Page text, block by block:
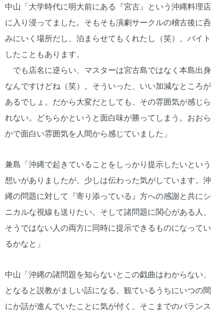
中山「大学時代に明大前にある『宮古』という沖縄料理店
に入り浸ってました。そもそも演劇サークルの稽古後に呑
みにいく場所だし、泊まらせてもくれたし（笑）、バイト
したこともあります。
でも店名に逆らい、マスターは宮古島ではなく本島出身
なんですけどね（笑）。そういった、いい加減なところが
あるでしょ。だから大変だとしても、その雰囲気が感じら
れない。どちらかというと面白味が勝ってしまう。おおら
かで面白い雰囲気を人間から感じていました」
兼島「沖縄で起きていることをしっかり提示したいという
想いがありましたが、少しは伝わった気がしています。沖
縄の問題に対して『寄り添っている』方への感謝と共にシ
ニカルな視線も送りたい。そして諸問題に関心がある人、
そうではない人の両方に同時に提示できるものになってい
るかなと」
中山「沖縄の諸問題を知らないとこの戯曲はわからない、
となると説教がましい話になる。観ているうちにいつの間
にか話が進んでいたことに気が付く。そこまでのバランス